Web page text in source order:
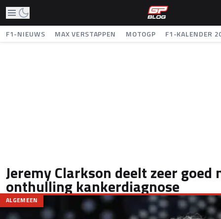
F1-NIEUWS MAX VERSTAPPEN MOTOGP F1-KALENDER
Jeremy Clarkson deelt zeer goed
onthulling kankerdiagnose
ALGEMEEN